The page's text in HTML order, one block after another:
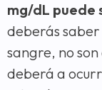
mg/dL puede
deberás
sangre, no
deberá a